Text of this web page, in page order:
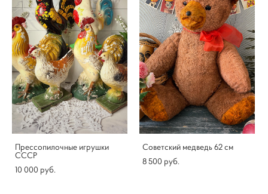
Прессопилочные игрушки
СССР
10 000 pуб.
Советский медведь 62 см
8 500 pуб.